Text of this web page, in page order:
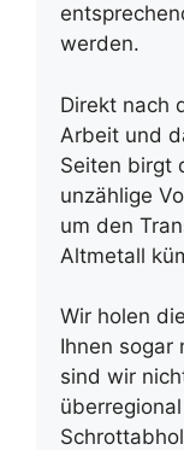
werden.
Direkt nach
Arbeit und
Seiten birgt
unzählige
um den
Altmetall
Wir holen
Ihnen sogar
sind wir